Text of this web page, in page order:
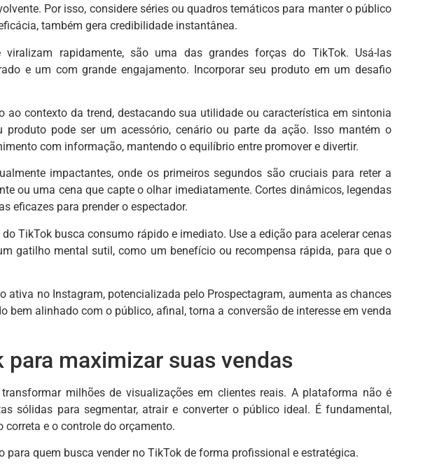
Por isso, considere séries ou quadros temáticos para manter o público
também gera credibilidade instantânea.
rapidamente, são uma das grandes forças do TikTok. Usá-las
e um com grande engajamento. Incorporar seu produto em um desafio
contexto da trend, destacando sua utilidade ou característica em sintonia
pode ser um acessório, cenário ou parte da ação. Isso mantém o
com informação, mantendo o equilíbrio entre promover e divertir.
impactantes, onde os primeiros segundos são cruciais para reter a
ou uma cena que capte o olhar imediatamente. Cortes dinâmicos, legendas
eficazes para prender o espectador.
TikTok busca consumo rápido e imediato. Use a edição para acelerar cenas
gatilho mental sutil, como um benefício ou recompensa rápida, para que o
ativa no Instagram, potencializada pelo Prospectagram, aumenta as chances
bem alinhado com o público, afinal, torna a conversão de interesse em venda
maximizar suas vendas
milhões de visualizações em clientes reais. A plataforma não é
sólidas para segmentar, atrair e converter o público ideal. É fundamental,
correta e o controle do orçamento.
para quem busca vender no TikTok de forma profissional e estratégica.